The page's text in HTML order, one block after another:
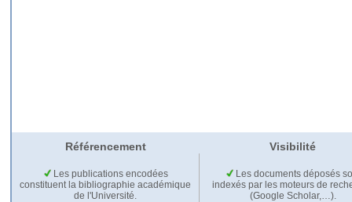
Référencement Visibilité
Les publications encodées
constituent la bibliographie académique
de l'Université.
Les documents déposés
indexés par les moteurs de
(Google Scholar,…).